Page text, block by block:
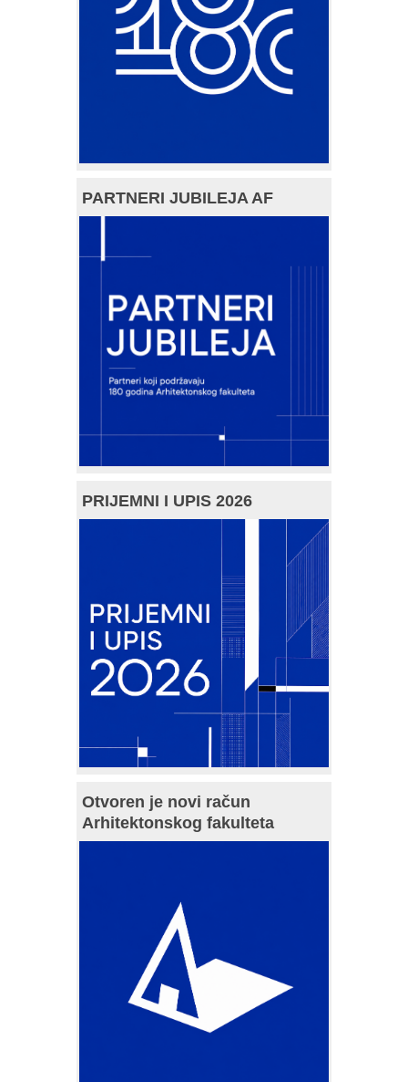
PARTNERI JUBILEJA AF
PRIJEMNI I UPIS 2026
Otvoren je novi račun
Arhitektonskog fakulteta